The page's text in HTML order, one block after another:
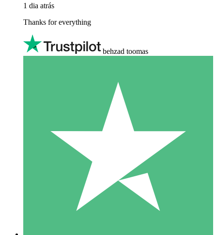
1 dia atrás
Thanks for everything
behzad toomas